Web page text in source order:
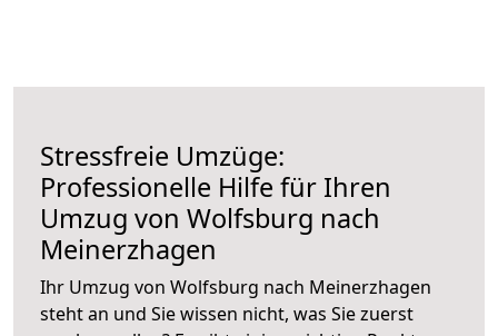
Stressfreie Umzüge:
Professionelle Hilfe für Ihren
Umzug von Wolfsburg nach
Meinerzhagen
Ihr Umzug von Wolfsburg nach Meinerzhagen
steht an und Sie wissen nicht, was Sie zuerst